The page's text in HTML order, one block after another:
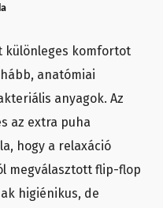
különleges komfortot
anatómiai
anyagok. Az
az extra puha
hogy a relaxáció
megválasztott flip-flop
higiénikus, de